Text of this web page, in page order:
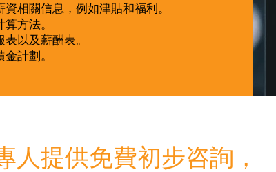
相關信息，例如津貼和福利。
方法。
以及薪酬表。
計劃。
人提供免費初步咨詢，